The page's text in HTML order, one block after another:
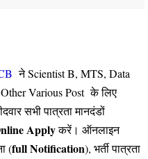
ने Scientist B, MTS, Data
Various Post के लिए
सभी पात्रता मानदंडों
Applyकरें। ऑनलाइन
(full Notification), भर्ती पात्रता